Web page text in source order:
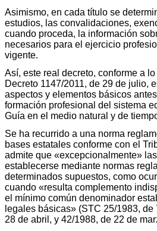
Asimismo, en cada título se
estudios, las convalidaciones,
cuando proceda, la información
necesarios para el ejercicio
vigente.
Así, este real decreto, conforme a
Decreto 1147/2011, de 29 de julio,
aspectos y elementos básicos
formación profesional del sistema
Guía en el medio natural y de
Se ha recurrido a una norma
bases estatales conforme con el
admite que «excepcionalmente»
establecerse mediante normas
determinados supuestos, como
cuando «resulta complemento
el mínimo común denominador
legales básicas» (STC 25/1983,
28 de abril, y 42/1988, de 22 de